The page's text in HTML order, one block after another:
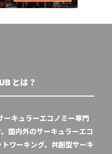
とは？
キュラーエコノミー専門
国内外のサーキュラーエコ
ワーキング、共創型サーキ